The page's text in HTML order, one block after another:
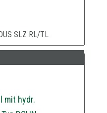
SLZ RL/TL